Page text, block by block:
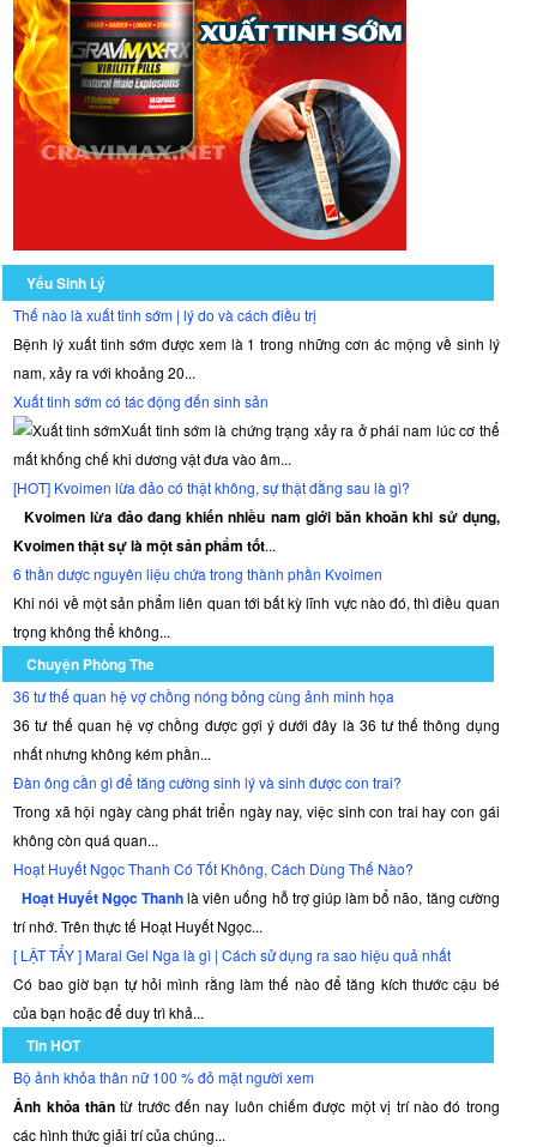
Yếu Sinh Lý
Thế nào là xuất tinh sớm | lý do và cách điều trị
Bệnh lý xuất tinh sớm được xem là 1 trong những cơn ác mộng về sinh lý
nam, xảy ra với khoảng 20...
Xuất tinh sớm có tác động đến sinh sản
Xuất tinh sớm là chứng trạng xảy ra ở phái nam lúc cơ thể
mất khống chế khi dương vật đưa vào âm...
[HOT] Kvoimen lừa đảo có thật không, sự thật đằng sau là gì?
Kvoimen lừa đảo đang khiến nhiều nam giới băn khoăn khi sử dụng,
Kvoimen thật sự là một sản phẩm tốt...
6 thần dược nguyên liệu chứa trong thành phần Kvoimen
Khi nói về một sản phẩm liên quan tới bất kỳ lĩnh vực nào đó, thì điều quan
trọng không thể không...
Chuyện Phòng The
36 tư thế quan hệ vợ chồng nóng bỏng cùng ảnh minh họa
36 tư thế quan hệ vợ chồng được gợi ý dưới đây là 36 tư thế thông dụng
nhất nhưng không kém phần...
Đàn ông cần gì để tăng cường sinh lý và sinh được con trai?
Trong xã hội ngày càng phát triển ngày nay, việc sinh con trai hay con gái
không còn quá quan...
Hoạt Huyết Ngọc Thanh Có Tốt Không, Cách Dùng Thế Nào?
Hoạt Huyết Ngọc Thanhlà viên uống hỗ trợ giúp làm bổ não, tăng cường
trí nhớ. Trên thực tế Hoạt Huyết Ngọc...
[ LẬT TẨY ] Maral Gel Nga là gì | Cách sử dụng ra sao hiệu quả nhất
Có bao giờ bạn tự hỏi mình rằng làm thế nào để tăng kích thước cậu bé
của bạn hoặc để duy trì khả...
Tin HOT
Bộ ảnh khỏa thân nữ 100 % đỏ mặt người xem
Ảnh khỏa thântừ trước đến nay luôn chiếm được một vị trí nào đó trong
các hình thức giải trí của chúng...